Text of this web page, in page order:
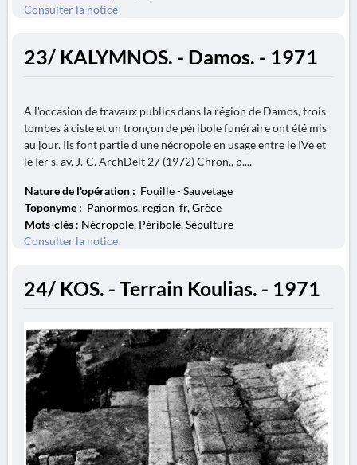
Consulter la notice
23/ KALYMNOS. - Damos. - 1971
A l'occasion de travaux publics dans la région de Damos, trois
tombes à ciste et un tronçon de péribole funéraire ont été mis
au jour. Ils font partie d'une nécropole en usage entre le IVe et
le Ier s. av. J.-C. ArchDelt 27 (1972) Chron., p....
Nature de l'opération : Fouille - Sauvetage
Toponyme : Panormos, region_fr, Grèce
Mots-clés : Nécropole, Péribole, Sépulture
Consulter la notice
24/ KOS. - Terrain Koulias. - 1971